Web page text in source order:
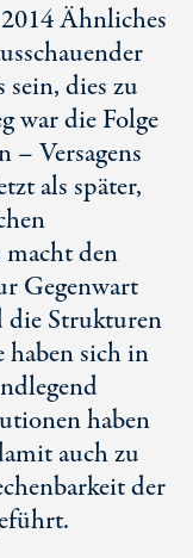
2014 Ähnliches
dies zu
war die Folge
– Versagens
als später,
den
Gegenwart
die Strukturen
sich in
haben
auch zu
der